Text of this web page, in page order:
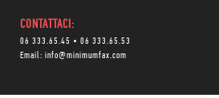
CONTATTACI:
06 333.65.45 • 06 333.65.53
Email: info@minimumfax.com